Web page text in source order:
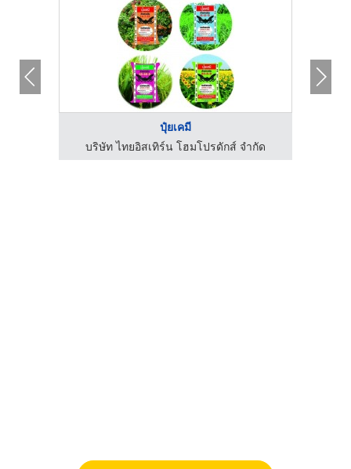
ปุ๋ยเคมี
บริษัท ไทยอิสเทิร์น โฮมโปรดักส์ จำกัด